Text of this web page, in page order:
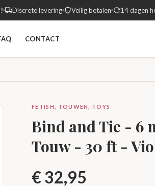
Discrete levering Veilig betalen 14 dagen
CONTACT
FETISH, TOUWEN, TOYS
Bind and Tie - 6
Touw - 30 ft -
€32,95